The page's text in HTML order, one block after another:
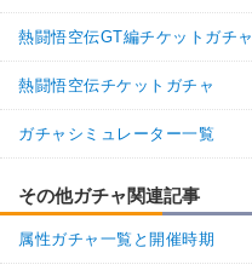
熱闘悟空伝GT編チケットガチャ
熱闘悟空伝チケットガチャ
ガチャシミュレーター一覧
その他ガチャ関連記事
属性ガチャ一覧と開催時期